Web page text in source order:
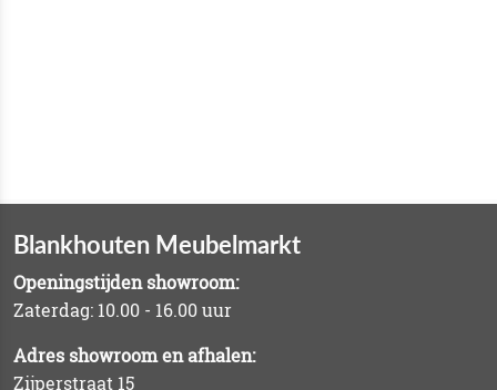
Blankhouten Meubelmarkt
Openingstijden showroom:
Zaterdag: 10.00 - 16.00 uur
Adres showroom en afhalen:
Zijperstraat 15